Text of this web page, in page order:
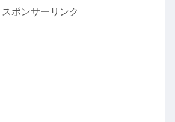
スポンサーリンク